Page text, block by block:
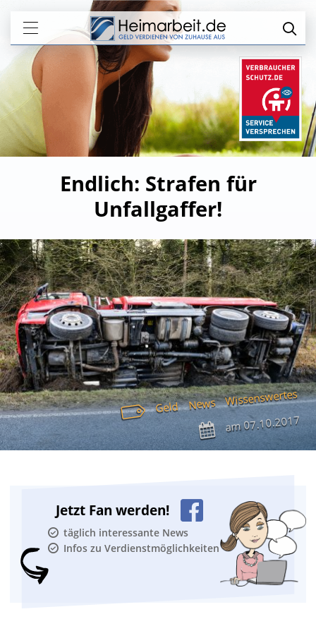
Endlich: Strafen für
Unfallgaffer!
Geld News Wissenswertes
am07.10.2017
Jetzt Fan werden!
täglich interessante News
Infos zu Verdienstmöglichkeiten